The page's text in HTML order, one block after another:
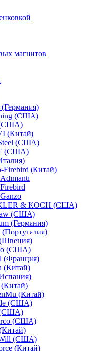
магнитов
(США)
(США)
(Китай)
(США)
(США)
Firebird (Китай)
& KOCH (США)
(США)
(Германия)
(США)
(Франция)
(Китай)
(Китай)
(США)
(США)
(США)
(США)
(Китай)